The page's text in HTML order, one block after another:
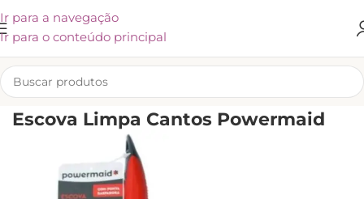
Ir para a navegação
Ir para o conteúdo principal
INÍCIO/UTENSÍLIOS E ACESSÓRIOS
Escova Limpa Cantos Powermaid